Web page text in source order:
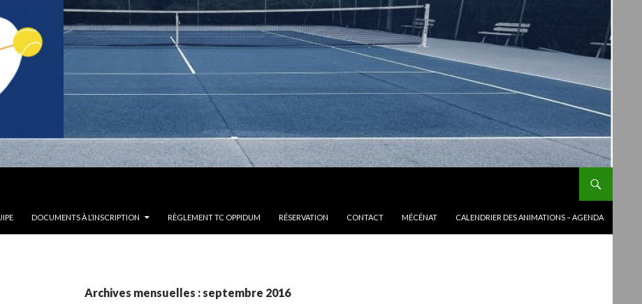
DOCUMENTS À L’INSCRIPTION RÈGLEMENT TC OPPIDUM RÉSERVATION CONTACT MÉCÉNAT CALENDRIER DES ANIMATIONS – AGENDA
Archives mensuelles : septembre 2016